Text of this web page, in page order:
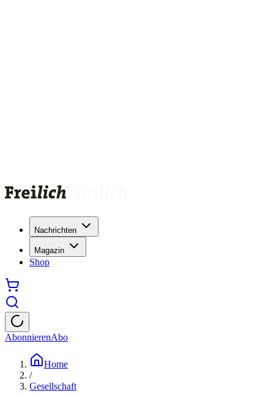
Nachrichten
Magazin
Shop
AbonnierenAbo
Home
/
Gesellschaft